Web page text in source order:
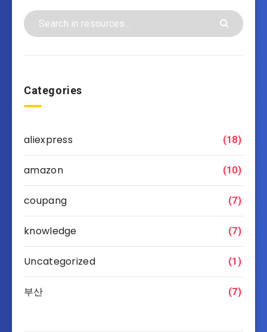
Categories
aliexpress (18)
amazon (10)
coupang (7)
knowledge (7)
Uncategorized (1)
부산 (7)